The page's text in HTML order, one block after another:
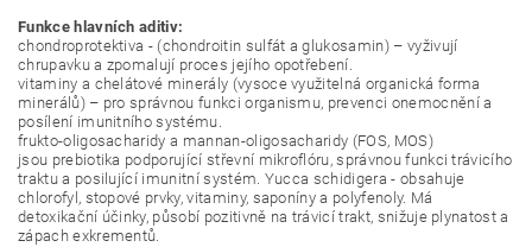
Funkce hlavních aditiv:
chondroprotektiva - (chondroitin sulfát a glukosamin) – vyživují
chrupavku a zpomalují proces jejího opotřebení.
vitaminy a chelátové minerály (vysoce využitelná organická forma
minerálů) – pro správnou funkci organismu, prevenci onemocnění a
posílení imunitního systému.
frukto-oligosacharidy a mannan-oligosacharidy (FOS, MOS)
jsou prebiotika podporující střevní mikroflóru, správnou funkci trávicího
traktu a posilující imunitní systém. Yucca schidigera - obsahuje
chlorofyl, stopové prvky, vitaminy, saponíny a polyfenoly. Má
detoxikační účinky, působí pozitivně na trávicí trakt, snižuje plynatost a
zápach exkrementů.